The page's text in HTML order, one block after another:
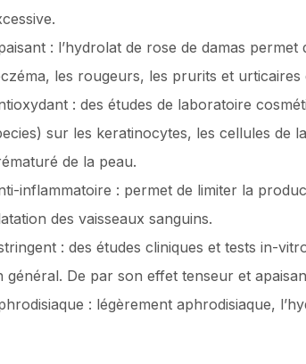
: l’hydrolat de rose de damas
les rougeurs, les prurits et
: des études de laboratoire
sur les keratinocytes, les cellules de
de la peau.
inflammatoire : permet de limiter la
des vaisseaux sanguins.
: des études cliniques et tests in-
général. De par son effet tenseur et
: légèrement aphrodisiaque,